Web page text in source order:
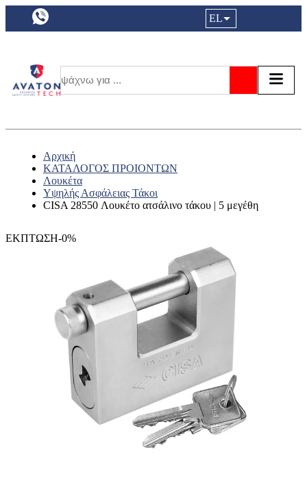
a11y.languageSelection:
EL
Αρχική
ΚΑΤΑΛΟΓΟΣ ΠΡΟΙΟΝΤΩΝ
Λουκέτα
Υψηλής Ασφάλειας Τάκοι
CISA 28550 Λουκέτο ατσάλινο τάκου | 5 μεγέθη
ΕΚΠΤΩΣΗ-0%